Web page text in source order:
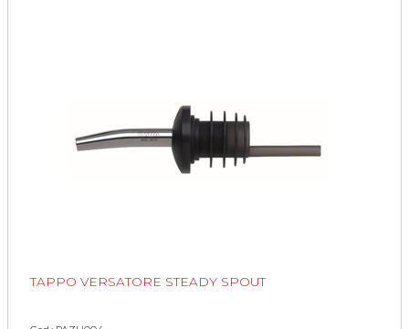
TAPPO VERSATORE STEADY SPOUT